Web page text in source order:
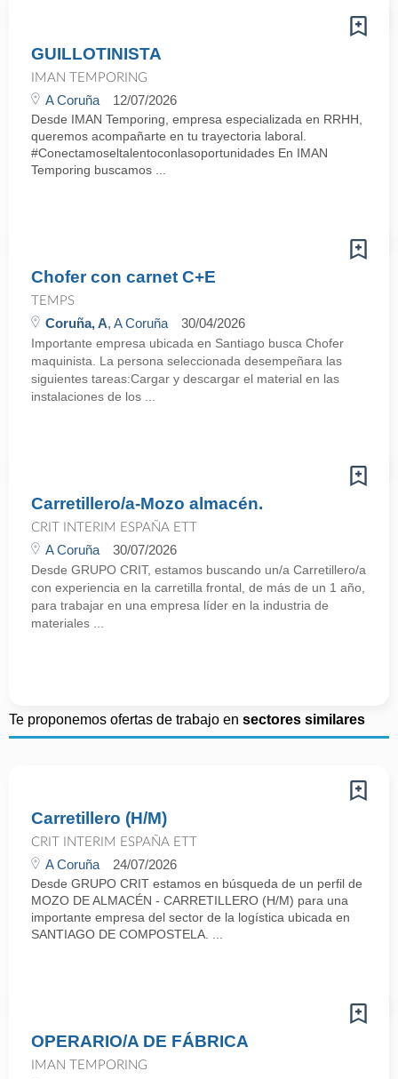
GUILLOTINISTA
IMAN TEMPORING
A Coruña 12/07/2026
Desde IMAN Temporing, empresa especializada en RRHH,
queremos acompañarte en tu trayectoria laboral.
#Conectamoseltalentoconlasoportunidades En IMAN
Temporing buscamos ...
Chofer con carnet C+E
TEMPS
Coruña, A, A Coruña 30/04/2026
Importante empresa ubicada en Santiago busca Chofer
maquinista. La persona seleccionada desempeñara las
siguientes tareas:Cargar y descargar el material en las
instalaciones de los ...
Carretillero/a-Mozo almacén.
CRIT INTERIM ESPAÑA ETT
A Coruña 30/07/2026
Desde GRUPO CRIT, estamos buscando un/a Carretillero/a
con experiencia en la carretilla frontal, de más de un 1 año,
para trabajar en una empresa líder en la industria de
materiales ...
Te proponemos ofertas de trabajo en sectores similares
Carretillero (H/M)
CRIT INTERIM ESPAÑA ETT
A Coruña 24/07/2026
Desde GRUPO CRIT estamos en búsqueda de un perfil de
MOZO DE ALMACÉN - CARRETILLERO (H/M) para una
importante empresa del sector de la logística ubicada en
SANTIAGO DE COMPOSTELA. ...
OPERARIO/A DE FÁBRICA
IMAN TEMPORING